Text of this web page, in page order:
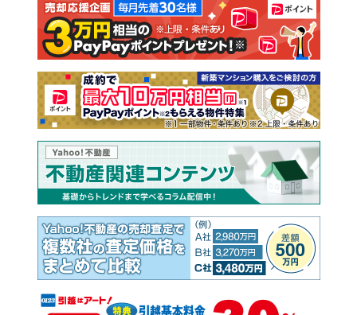
注文住宅 土地
売却査定